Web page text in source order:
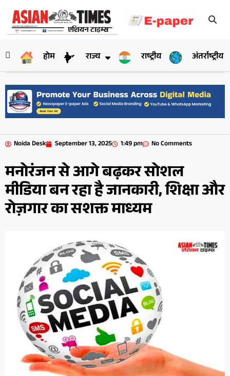
होम राज्य राष्ट्रीय अंतर्राष्ट्रीय
Noida Desk September 13, 2025 1:49 pm No Comments
मनोरंजन से आगे बढ़कर सोशल
मीडिया बन रहा है जानकारी, शिक्षा और
रोज़गार का सशक्त माध्यम